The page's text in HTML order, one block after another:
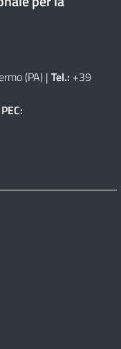
(PA) | Tel.: +39
PEC: